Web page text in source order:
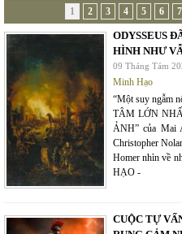
1 2 3 4 5 6 7
ODYSSEUS
HÌNH NHƯ
09 Tháng Tám
Minh Hạo
“Một suy ngẫm
TÂM LỚN
ẢNH” của Mai
Christopher
Homer nhìn về
HẠO -
CUỘC TỰ